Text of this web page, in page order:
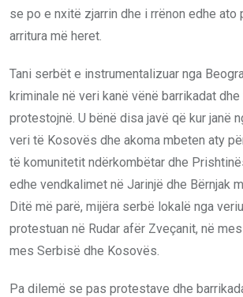
se po e nxitë zjarrin dhe i rrënon edhe ato
arritura më heret.
Tani serbët e instrumentalizuar nga
kriminale në veri kanë vënë barrikadat
protestojnë. U bënë disa javë që kur janë
veri të Kosovës dhe akoma mbeten aty
të komunitetit ndërkombëtar dhe
edhe vendkalimet në Jarinjë dhe Bërnjak
Ditë më parë, mijëra serbë lokalë nga
protestuan në Rudar afër Zveçanit, në
mes Serbisë dhe Kosovës.
Pa dilemë se pas protestave dhe